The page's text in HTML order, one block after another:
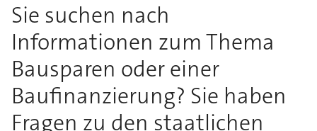
Sie suchen nach
Informationen zum Thema
Bausparen oder einer
Baufinanzierung? Sie haben
Fragen zu den staatlichen